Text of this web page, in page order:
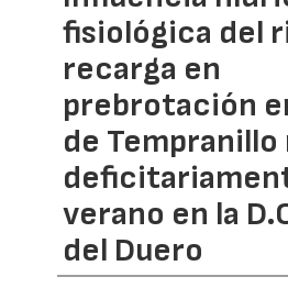
fisiológica del
recarga en
prebrotación
de Tempranillo
verano en la
del Duero